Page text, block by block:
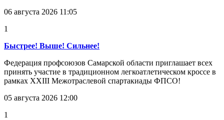
06 августа 2026 11:05
1
Быстрее! Выше! Сильнее!
Федерация профсоюзов Самарской области приглашает всех
принять участие в традиционном легкоатлетическом кроссе в
рамках XXIII Межотраслевой спартакиады ФПСО!
05 августа 2026 12:00
1